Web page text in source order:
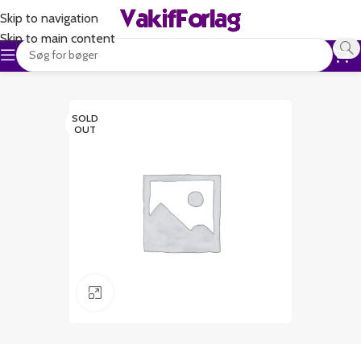
Skip to navigation
Skip to main content
SOLD
OUT